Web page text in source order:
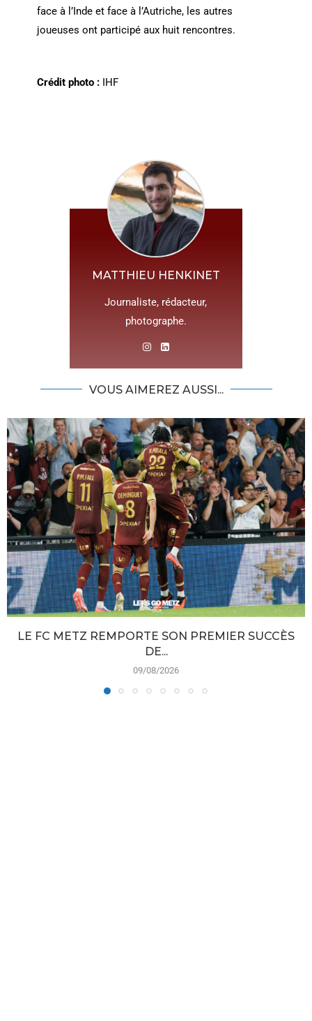
face à l’Inde et face à l’Autriche, les autres
joueuses ont participé aux huit rencontres.
Crédit photo : IHF
MATTHIEU HENKINET
Journaliste, rédacteur,
photographe.
VOUS AIMEREZ AUSSI...
LE FC METZ REMPORTE SON PREMIER SUCCÈS
DE...
09/08/2026